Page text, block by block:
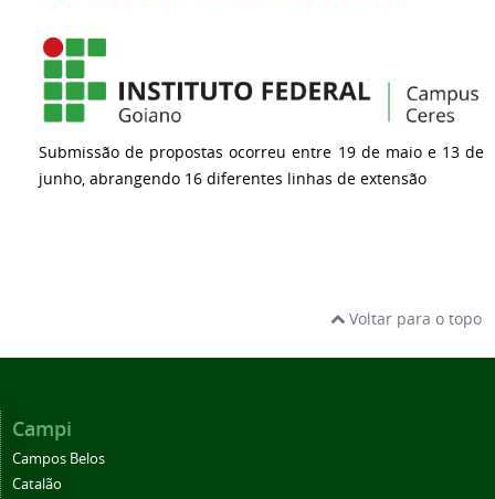
Submissão de propostas ocorreu entre 19 de maio e 13 de
junho, abrangendo 16 diferentes linhas de extensão
Voltar para o topo
Campi
Campos Belos
Catalão